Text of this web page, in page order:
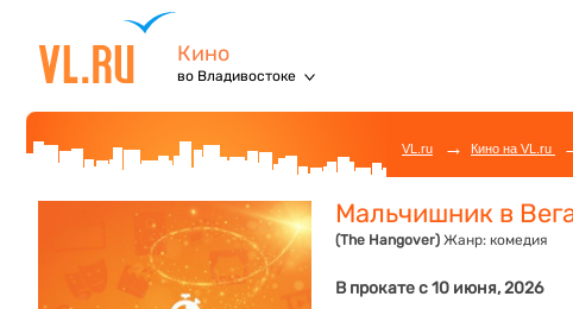
Кино
во Владивостоке
VL.ru → Кино на VL.ru
Мальчишник в
(The Hangover) Жанр: комедия
В прокате с 10 июня, 2026